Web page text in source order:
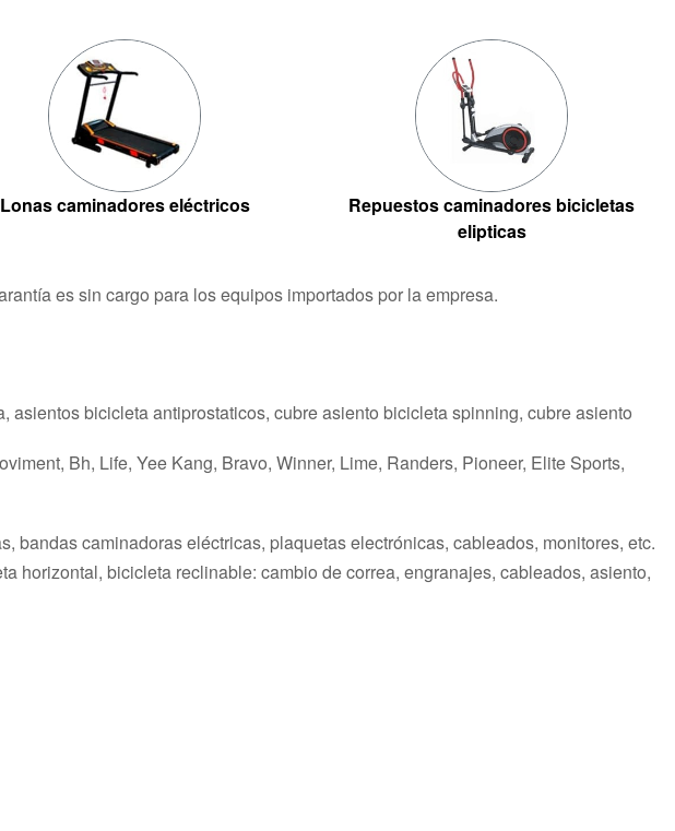
Lonas caminadores eléctricos
Repuestos caminadores bicicletas
elipticas
es sin cargo para los equipos importados por la empresa.
bicicleta antiprostaticos, cubre asiento bicicleta spinning, cubre asiento
Bh, Life, Yee Kang, Bravo, Winner, Lime, Randers, Pioneer, Elite Sports,
bandas caminadoras eléctricas, plaquetas electrónicas, cableados, monitores, etc.
horizontal, bicicleta reclinable: cambio de correa, engranajes, cableados, asiento,